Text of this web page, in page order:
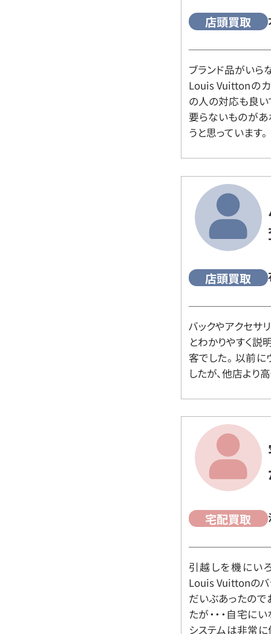
店頭買取
ブランド品がいら
Louis Vuittonの
の人の対応も良い
要らないものがあ
うと思っています。
店頭買取
バックやアクセサ
とわかりやすく説
客でした。 以前
したが、他店より
宅配買取
引越しを機にい
Louis Vuittonのバ
だいぶあったので
たが・・・自宅に
システムは非常に